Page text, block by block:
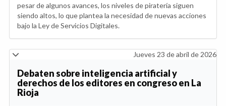
pesar de algunos avances, los niveles de piratería siguen
siendo altos, lo que plantea la necesidad de nuevas acciones
bajo la Ley de Servicios Digitales.
Jueves 23 de abril de 2026
Debaten sobre inteligencia artificial y
derechos de los editores en congreso en La
Rioja